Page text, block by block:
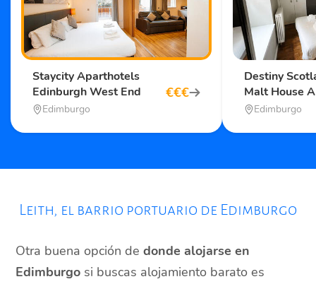
Staycity Aparthotels
Edinburgh West End
Edimburgo
€€€
Destiny
Malt House
Edimburgo
Leith, el barrio portuario de Edimburgo
Otra buena opción dedonde alojarse en
Edimburgo si buscas alojamiento barato es